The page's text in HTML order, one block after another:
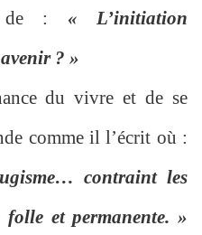
de : « L’initiation
? »
du vivre et de se
comme il l’écrit où :
contraint les
et permanente. »